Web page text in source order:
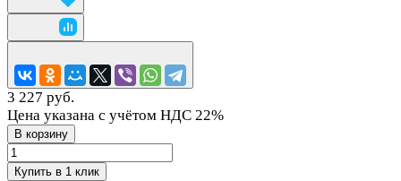
3 227 руб.
Цена указана с учётом НДС 22%
В корзину
Купить в 1 клик